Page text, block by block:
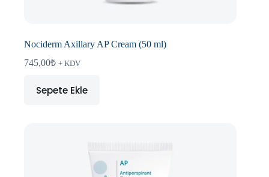
Nociderm Axillary AP Cream (50 ml)
745,00₺ + KDV
Sepete Ekle